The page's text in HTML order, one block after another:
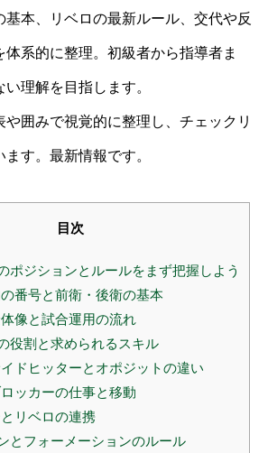
基本、リベロの最新ルール、交代や反
体系的に整理。初級者から指導者ま
理解を目指します。
や囲みで視覚的に整理し、チェックリ
す。最新情報です。
目次
ポジションとルールをまず把握しよう
番号と前衛・後衛の基本
像と試合運用の流れ
役割と求められるスキル
ドヒッターとオポジットの違い
ッカーの仕事と移動
リベロの連携
とフォーメーションのルール